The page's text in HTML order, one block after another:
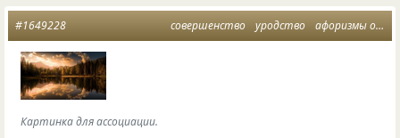
совершенство уродство афоризмы о жизни
#1649228
Картинка для ассоциации.